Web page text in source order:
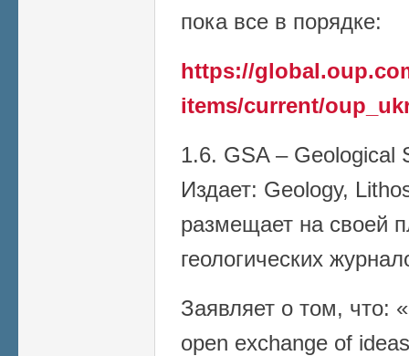
пока все в порядке:
https://
items/current/
1.6. GSA – Geological
Издает: Geology,
размещает на своей
геологических
Заявляет о том, что:
open exchange of